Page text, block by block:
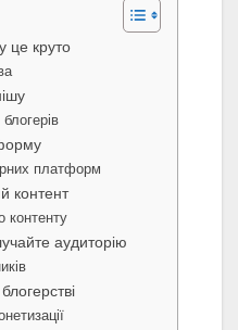
це круто
платформ
контент
контенту
аудиторію